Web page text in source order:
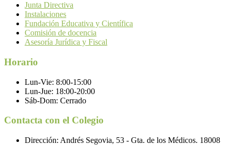
Junta Directiva
Instalaciones
Fundación Educativa y Científica
Comisión de docencia
Asesoría Jurídica y Fiscal
Horario
Lun-Vie: 8:00-15:00
Lun-Jue: 18:00-20:00
Sáb-Dom: Cerrado
Contacta con el Colegio
Dirección: Andrés Segovia, 53 - Gta. de los Médicos. 18008